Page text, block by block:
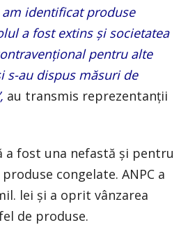
identificat produse
a fost extins și societatea
pentru alte
s-au dispus măsuri de
au transmis reprezentanții
a fost una nefastă și pentru
congelate. ANPC a
lei și a oprit vânzarea
de produse.